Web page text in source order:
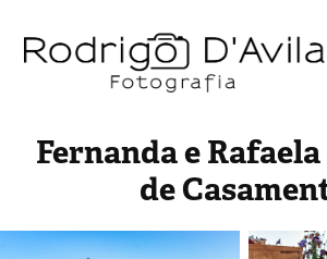
Fernanda e
de